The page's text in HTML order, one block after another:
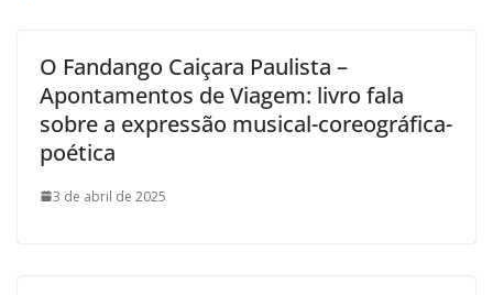
O Fandango Caiçara Paulista –
Apontamentos de Viagem: livro fala
sobre a expressão musical-coreográfica-
poética
3 de abril de 2025